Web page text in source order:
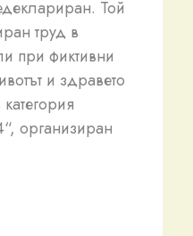
Той
труд в
при фиктивни
и здравето
организиран